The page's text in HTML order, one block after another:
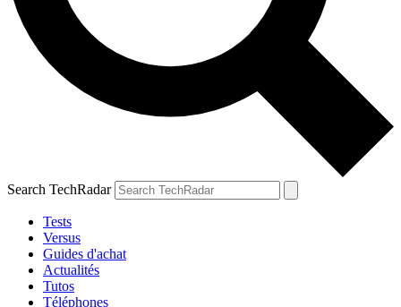
Search TechRadar
Tests
Versus
Guides d'achat
Actualités
Tutos
Téléphones